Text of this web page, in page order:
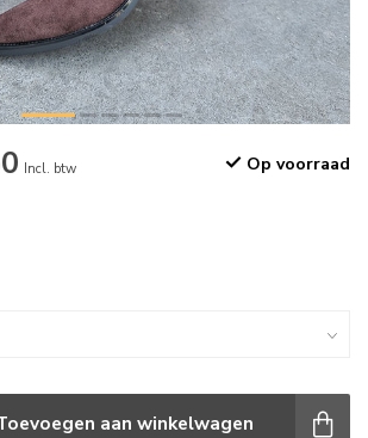
Incl. btw Op voorraad
aan winkelwagen